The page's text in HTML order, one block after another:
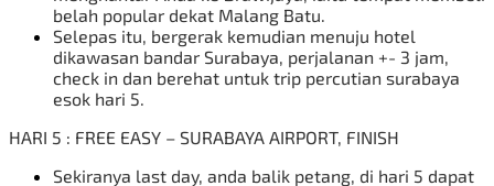
belah popular dekat Malang Batu.
Selepas itu, bergerak kemudian menuju hotel
dikawasan bandar Surabaya, perjalanan +- 3 jam,
check in dan berehat untuk trip percutian surabaya
esok hari 5.
HARI 5 : FREE EASY – SURABAYA AIRPORT, FINISH
Sekiranya last day, anda balik petang, di hari 5 dapat